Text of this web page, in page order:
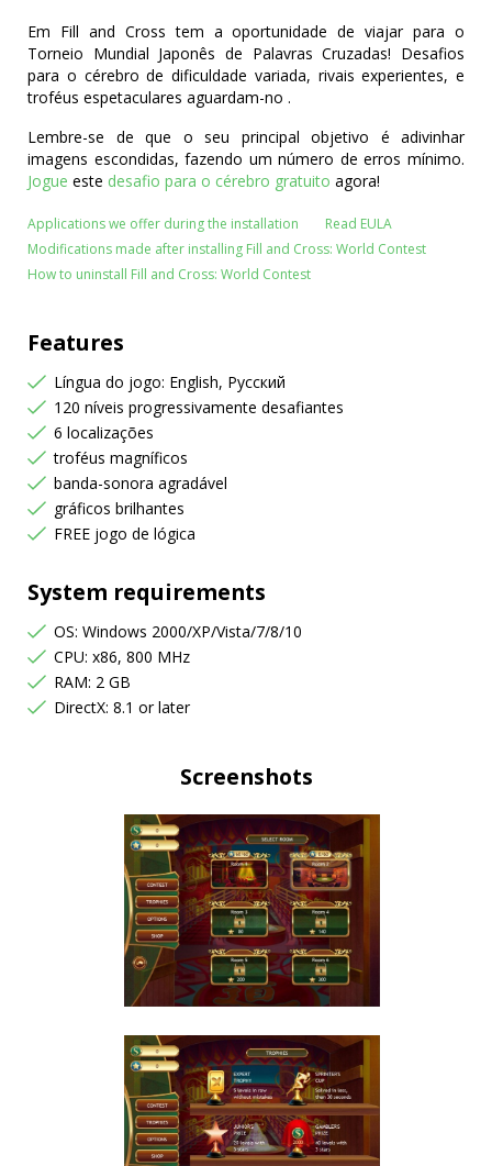
Em Fill and Cross tem a oportunidade de viajar para o
Torneio Mundial Japonês de Palavras Cruzadas! Desafios
para o cérebro de dificuldade variada, rivais experientes, e
troféus espetaculares aguardam-no .
Lembre-se de que o seu principal objetivo é adivinhar
imagens escondidas, fazendo um número de erros mínimo.
Jogue este desafio para o cérebro gratuito agora!
Applications we offer during the installation
Read EULA
Modifications made after installing Fill and Cross: World Contest
How to uninstall Fill and Cross: World Contest
Features
Língua do jogo: English, Русский
120 níveis progressivamente desafiantes
6 localizações
troféus magníficos
banda-sonora agradável
gráficos brilhantes
FREE jogo de lógica
System requirements
OS: Windows 2000/XP/Vista/7/8/10
CPU: x86, 800 MHz
RAM: 2 GB
DirectX: 8.1 or later
Screenshots